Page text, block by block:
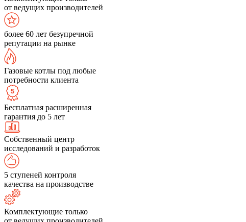
от ведущих производителей
более 60 лет безупречной
репутации на рынке
Газовые котлы под любые
потребности клиента
Бесплатная расширенная
гарантия до 5 лет
Собственный центр
исследований и разработок
5 ступеней контроля
качества на производстве
Комплектующие только